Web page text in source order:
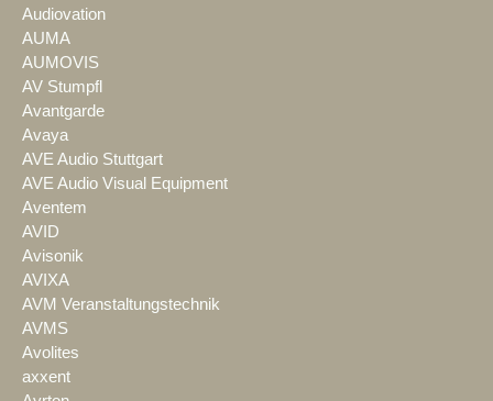
Audiovation
AUMA
AUMOVIS
AV Stumpfl
Avantgarde
Avaya
AVE Audio Stuttgart
AVE Audio Visual Equipment
Aventem
AVID
Avisonik
AVIXA
AVM Veranstaltungstechnik
AVMS
Avolites
axxent